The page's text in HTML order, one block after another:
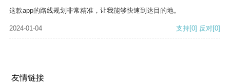
这款app的路线规划非常精准，让我能够快速到达目的地。
2024-01-04 支持[0] 反对[0]
友情链接